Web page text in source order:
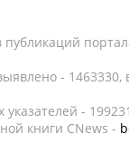
- 1463330,
-
книги CNews -